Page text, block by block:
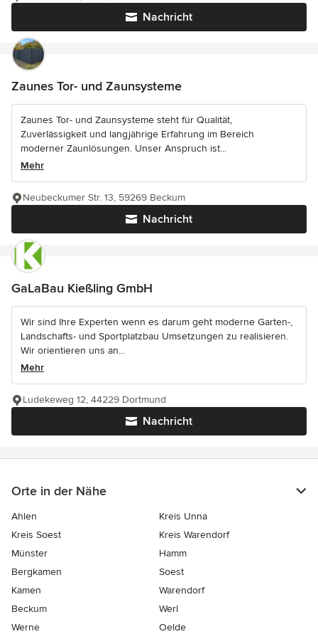
Nachricht
Zaunes Tor- und Zaunsysteme
Zaunes Tor- und Zaunsysteme steht für Qualität,
Zuverlässigkeit und langjährige Erfahrung im Bereich
moderner Zaunlösungen. Unser Anspruch ist...
Mehr
Nachricht
Neubeckumer Str. 13, 59269 Beckum
GaLaBau Kießling GmbH
Wir sind Ihre Experten wenn es darum geht moderne Garten-,
Landschafts- und Sportplatzbau Umsetzungen zu realisieren.
Wir orientieren uns an...
Mehr
Nachricht
Ludekeweg 12, 44229 Dortmund
Orte in der Nähe
Ahlen
Kreis Unna
Kreis Soest
Kreis Warendorf
Münster
Hamm
Bergkamen
Soest
Kamen
Warendorf
Beckum
Werl
Werne
Oelde